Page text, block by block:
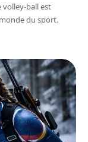
volley-ball est
du sport.